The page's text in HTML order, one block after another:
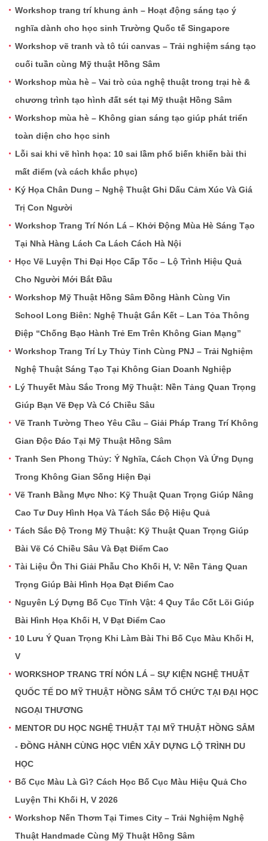
Workshop trang trí khung ảnh – Hoạt động sáng tạo ý
nghĩa dành cho học sinh Trường Quốc tế Singapore
Workshop vẽ tranh và tô túi canvas – Trải nghiệm sáng tạo
cuối tuần cùng Mỹ thuật Hồng Sâm
Workshop mùa hè – Vai trò của nghệ thuật trong trại hè &
chương trình tạo hình đất sét tại Mỹ thuật Hồng Sâm
Workshop mùa hè – Không gian sáng tạo giúp phát triển
toàn diện cho học sinh
Lỗi sai khi vẽ hình họa: 10 sai lầm phổ biến khiến bài thi
mất điểm (và cách khắc phục)
Ký Họa Chân Dung – Nghệ Thuật Ghi Dấu Cảm Xúc Và Giá
Trị Con Người
Workshop Trang Trí Nón Lá – Khởi Động Mùa Hè Sáng Tạo
Tại Nhà Hàng Lách Ca Lách Cách Hà Nội
Học Vẽ Luyện Thi Đại Học Cấp Tốc – Lộ Trình Hiệu Quả
Cho Người Mới Bắt Đầu
Workshop Mỹ Thuật Hồng Sâm Đồng Hành Cùng Vin
School Long Biên: Nghệ Thuật Gắn Kết – Lan Tỏa Thông
Điệp “Chống Bạo Hành Trẻ Em Trên Không Gian Mạng”
Workshop Trang Trí Ly Thủy Tinh Cùng PNJ – Trải Nghiệm
Nghệ Thuật Sáng Tạo Tại Không Gian Doanh Nghiệp
Lý Thuyết Màu Sắc Trong Mỹ Thuật: Nền Tảng Quan Trọng
Giúp Bạn Vẽ Đẹp Và Có Chiều Sâu
Vẽ Tranh Tường Theo Yêu Cầu – Giải Pháp Trang Trí Không
Gian Độc Đáo Tại Mỹ Thuật Hồng Sâm
Tranh Sen Phong Thủy: Ý Nghĩa, Cách Chọn Và Ứng Dụng
Trong Không Gian Sống Hiện Đại
Vẽ Tranh Bằng Mực Nho: Kỹ Thuật Quan Trọng Giúp Nâng
Cao Tư Duy Hình Họa Và Tách Sắc Độ Hiệu Quả
Tách Sắc Độ Trong Mỹ Thuật: Kỹ Thuật Quan Trọng Giúp
Bài Vẽ Có Chiều Sâu Và Đạt Điểm Cao
Tài Liệu Ôn Thi Giải Phẫu Cho Khối H, V: Nền Tảng Quan
Trọng Giúp Bài Hình Họa Đạt Điểm Cao
Nguyên Lý Dựng Bố Cục Tĩnh Vật: 4 Quy Tắc Cốt Lõi Giúp
Bài Hình Họa Khối H, V Đạt Điểm Cao
10 Lưu Ý Quan Trọng Khi Làm Bài Thi Bố Cục Màu Khối H,
V
WORKSHOP TRANG TRÍ NÓN LÁ – SỰ KIỆN NGHỆ THUẬT
QUỐC TẾ DO MỸ THUẬT HỒNG SÂM TỔ CHỨC TẠI ĐẠI HỌC
NGOẠI THƯƠNG
MENTOR DU HỌC NGHỆ THUẬT TẠI MỸ THUẬT HỒNG SÂM
- ĐỒNG HÀNH CÙNG HỌC VIÊN XÂY DỰNG LỘ TRÌNH DU
HỌC
Bố Cục Màu Là Gì? Cách Học Bố Cục Màu Hiệu Quả Cho
Luyện Thi Khối H, V 2026
Workshop Nến Thơm Tại Times City – Trải Nghiệm Nghệ
Thuật Handmade Cùng Mỹ Thuật Hồng Sâm